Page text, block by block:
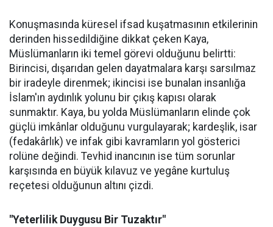
Konuşmasında küresel ifsad kuşatmasının etkilerinin
derinden hissedildiğine dikkat çeken Kaya,
Müslümanların iki temel görevi olduğunu belirtti:
Birincisi, dışarıdan gelen dayatmalara karşı sarsılmaz
bir iradeyle direnmek; ikincisi ise bunalan insanlığa
İslam'ın aydınlık yolunu bir çıkış kapısı olarak
sunmaktır. Kaya, bu yolda Müslümanların elinde çok
güçlü imkânlar olduğunu vurgulayarak; kardeşlik, isar
(fedakârlık) ve infak gibi kavramların yol gösterici
rolüne değindi. Tevhid inancının ise tüm sorunlar
karşısında en büyük kılavuz ve yegâne kurtuluş
reçetesi olduğunun altını çizdi.
"Yeterlilik Duygusu Bir Tuzaktır"